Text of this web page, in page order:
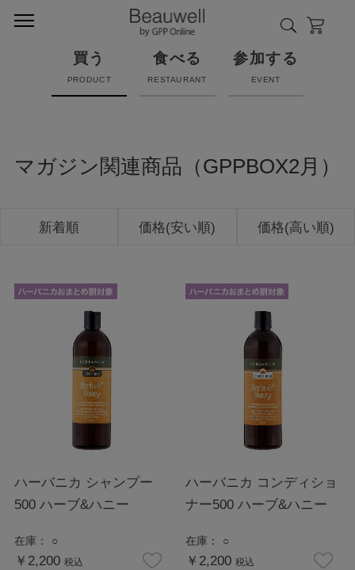
買う
PRODUCT
食べる
RESTAURANT
参加する
EVENT
マガジン関連商品（GPPBOX2月）
新着順 価格(安い順) 価格(高い順)
ハーバニカ シャンプー
500 ハーブ&ハニー
在庫： ○
￥2,200 税込
ハーバニカ コンディショ
ナー500 ハーブ&ハニー
在庫： ○
￥2,200 税込